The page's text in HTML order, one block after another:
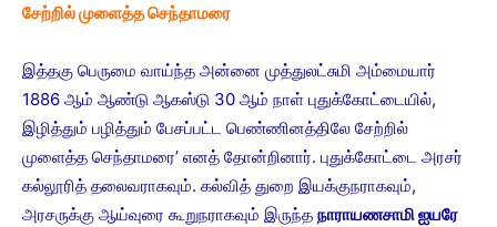
சேற்றில் முளைத்த செந்தாமரை
இத்தகு பெருமை வாய்ந்த அன்னை முத்துலட்சுமி அம்மையார்
1886 ஆம் ஆண்டு ஆகஸ்டு 30 ஆம் நாள் புதுக்கோட்டையில்,
இழித்தும் பழித்தும் பேசப்பட்ட பெண்ணினத்திலே சேற்றில்
முளைத்த செந்தாமரை’ எனத் தோன்றினார். புதுக்கோட்டை அரசர்
கல்லூரித் தலைவராகவும். கல்வித் துறை இயக்குநராகவும்,
அரசருக்கு ஆய்வுரை கூறுநராகவும் இருந்த நாராயணசாமி ஐயரே